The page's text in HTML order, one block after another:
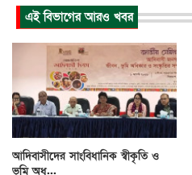
এই বিভাগের আরও খবর
আদিবাসীদের সাংবিধানিক স্বীকৃতি ও
ভূমি অধ...